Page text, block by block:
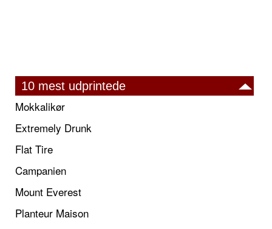
10 mest udprintede
Mokkalikør
Extremely Drunk
Flat Tire
Campanien
Mount Everest
Planteur Maison